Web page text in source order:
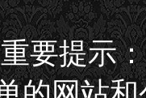
要提示